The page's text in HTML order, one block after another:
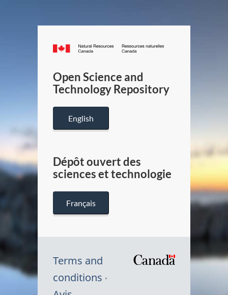
Canada.ca
/
Canada
Open Science and
Technology Repository
English
Dépôt ouvert des
sciences et technologie
Français
Terms and
conditions